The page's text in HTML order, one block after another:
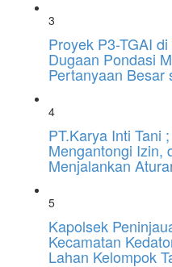
3
Proyek P3-TGAI
Dugaan Pondasi
Pertanyaan Besar
4
PT.Karya Inti Tani
Mengantongi Izin,
Menjalankan
5
Kapolsek
Kecamatan
Lahan Kelompok